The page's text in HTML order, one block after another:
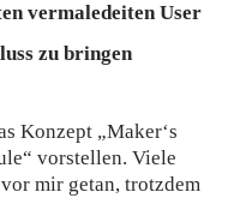
vermaledeiten User
zu bringen
Konzept „Maker‘s
vorstellen. Viele
mir getan, trotzdem